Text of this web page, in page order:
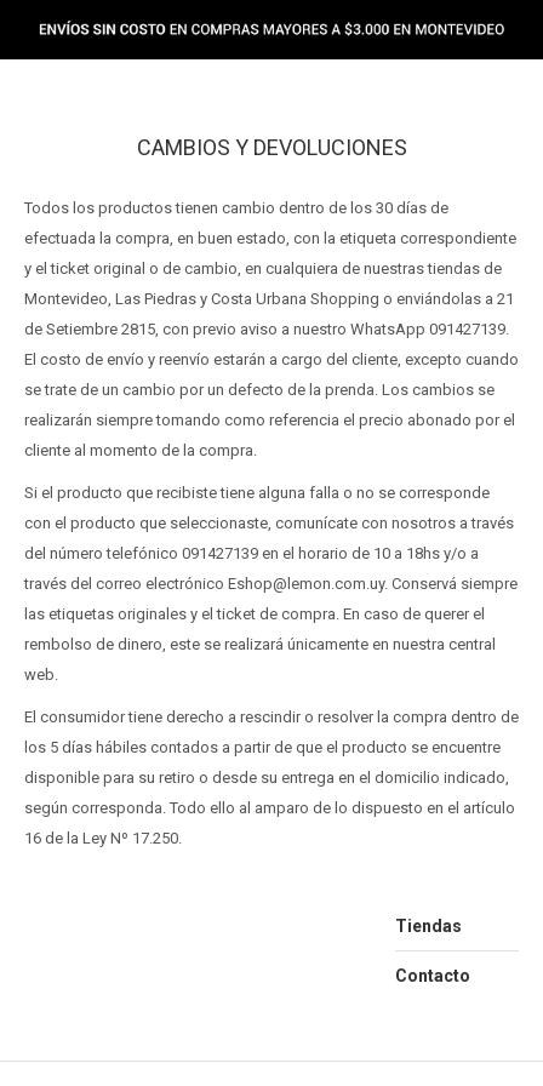
CAMBIOS Y DEVOLUCIONES
Todos los productos tienen cambio dentro de los 30 días de
efectuada la compra, en buen estado, con la etiqueta correspondiente
y el ticket original o de cambio, en cualquiera de nuestras tiendas de
Montevideo, Las Piedras y Costa Urbana Shopping o enviándolas a 21
de Setiembre 2815, con previo aviso a nuestro WhatsApp 091427139.
El costo de envío y reenvío estarán a cargo del cliente, excepto cuando
se trate de un cambio por un defecto de la prenda. Los cambios se
realizarán siempre tomando como referencia el precio abonado por el
cliente al momento de la compra.
Si el producto que recibiste tiene alguna falla o no se corresponde
con el producto que seleccionaste, comunícate con nosotros a través
del número telefónico 091427139 en el horario de 10 a 18hs y/o a
través del correo electrónico Eshop@lemon.com.uy. Conservá siempre
las etiquetas originales y el ticket de compra. En caso de querer el
rembolso de dinero, este se realizará únicamente en nuestra central
web.
El consumidor tiene derecho a rescindir o resolver la compra dentro de
los 5 días hábiles contados a partir de que el producto se encuentre
disponible para su retiro o desde su entrega en el domicilio indicado,
según corresponda. Todo ello al amparo de lo dispuesto en el artículo
16 de la Ley Nº 17.250.
Tiendas
Contacto